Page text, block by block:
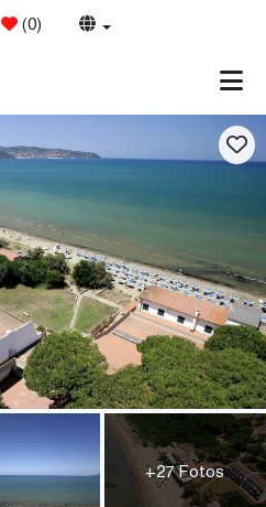
(0)
+27 Fotos